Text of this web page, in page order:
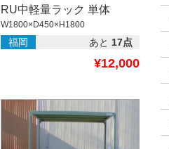
RU中軽量ラック 単体
W1800×D450×H1800
福岡 あと 17点
¥12,000